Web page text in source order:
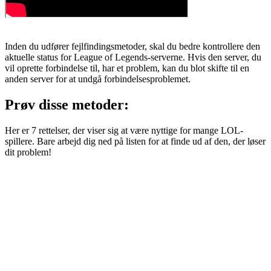
Inden du udfører fejlfindingsmetoder, skal du bedre kontrollere den
aktuelle status for League of Legends-serverne. Hvis den server, du
vil oprette forbindelse til, har et problem, kan du blot skifte til en
anden server for at undgå forbindelsesproblemet.
Prøv disse metoder:
Her er 7 rettelser, der viser sig at være nyttige for mange LOL-
spillere. Bare arbejd dig ned på listen for at finde ud af den, der løser
dit problem!